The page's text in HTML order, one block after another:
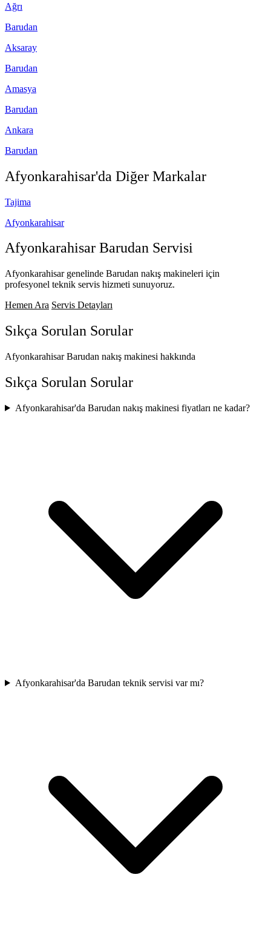
Ağrı
Barudan
Aksaray
Barudan
Amasya
Barudan
Ankara
Barudan
Afyonkarahisar'da Diğer Markalar
Tajima
Afyonkarahisar
Afyonkarahisar Barudan Servisi
Afyonkarahisar genelinde Barudan nakış makineleri için
profesyonel teknik servis hizmeti sunuyoruz.
Hemen Ara Servis Detayları
Sıkça Sorulan Sorular
Afyonkarahisar Barudan nakış makinesi hakkında
Sıkça Sorulan Sorular
Afyonkarahisar'da Barudan nakış makinesi fiyatları ne kadar?
Afyonkarahisar'da Barudan teknik servisi var mı?